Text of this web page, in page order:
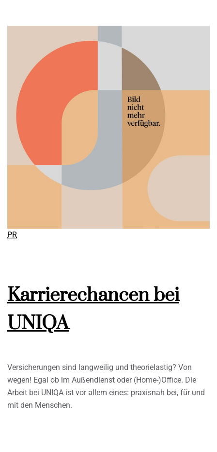
PR
Karrierechancen bei
UNIQA
Versicherungen sind langweilig und theorielastig? Von
wegen! Egal ob im Außendienst oder (Home-)Office. Die
Arbeit bei UNIQA ist vor allem eines: praxisnah bei, für und
mit den Menschen.